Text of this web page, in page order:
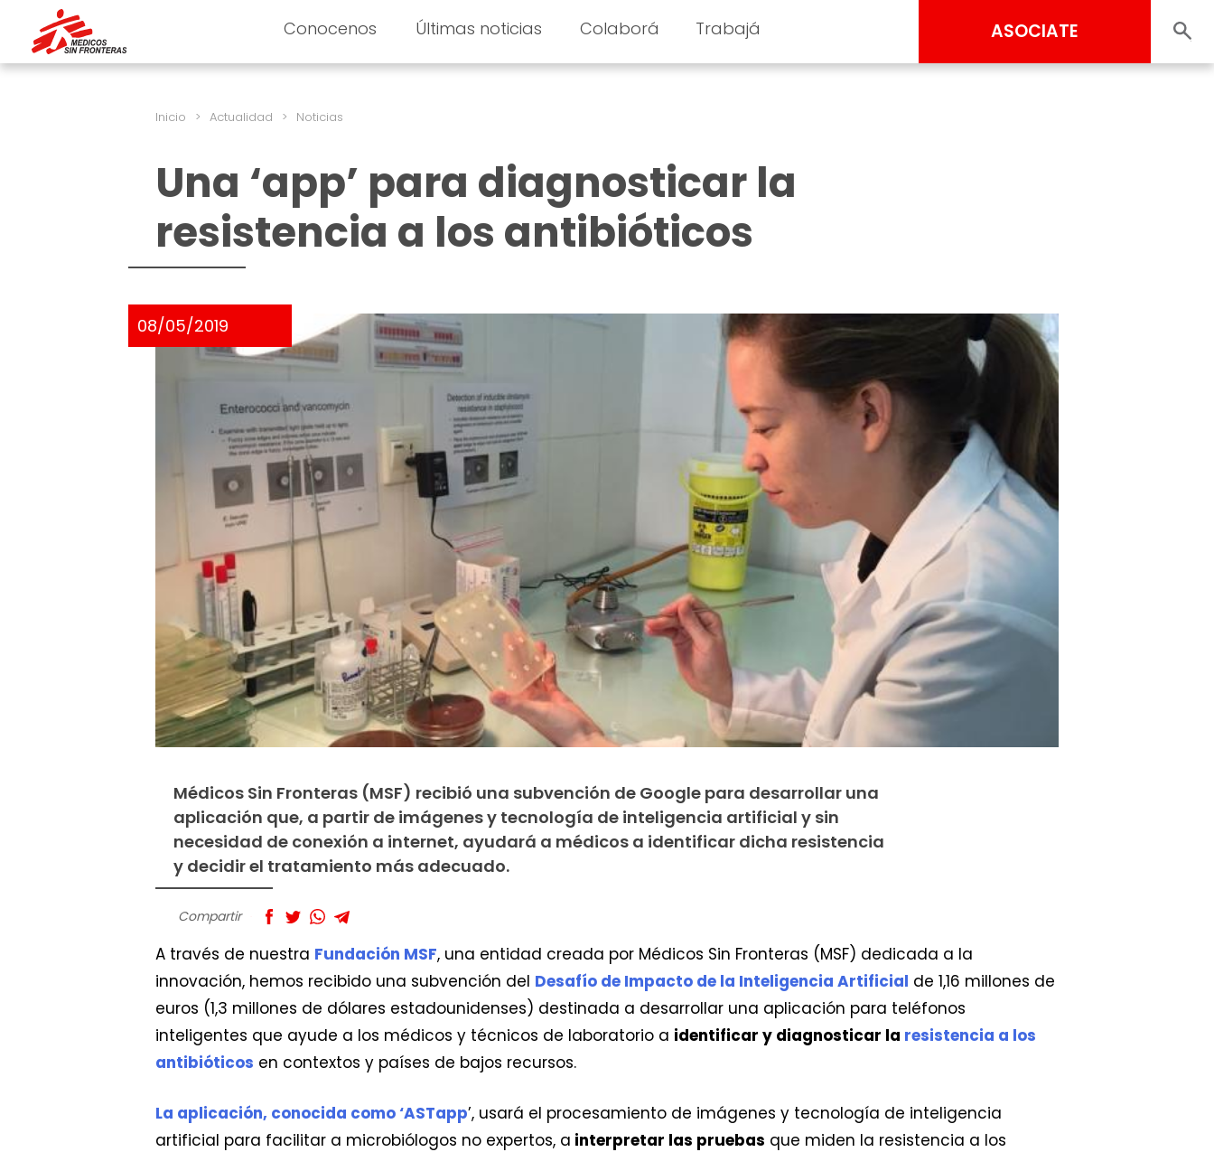
Conocenos Últimas noticias Colaborá Trabajá ASOCIATE
Inicio > Actualidad > Noticias
Una ‘app’ para diagnosticar la
resistencia a los antibióticos
08/05/2019
Médicos Sin Fronteras (MSF) recibió una subvención de Google para desarrollar una
aplicación que, a partir de imágenes y tecnología de inteligencia artificial y sin
necesidad de conexión a internet, ayudará a médicos a identificar dicha resistencia
y decidir el tratamiento más adecuado.
Compartir
A través de nuestra Fundación MSF, una entidad creada por Médicos Sin Fronteras (MSF) dedicada a la
innovación, hemos recibido una subvención del Desafío de Impacto de la Inteligencia Artificial de 1,16 millones de
euros (1,3 millones de dólares estadounidenses) destinada a desarrollar una aplicación para teléfonos
inteligentes que ayude a los médicos y técnicos de laboratorio a identificar y diagnosticar la resistencia a los
antibióticos en contextos y países de bajos recursos.
La aplicación, conocida como ‘ASTapp’, usará el procesamiento de imágenes y tecnología de inteligencia
artificial para facilitar a microbiólogos no expertos, a interpretar las pruebas que miden la resistencia a los